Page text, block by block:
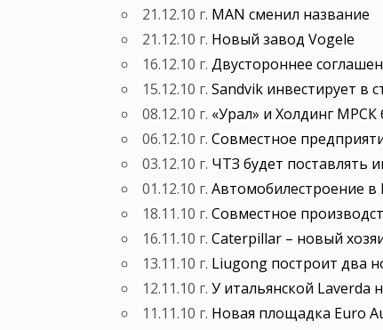
21.12.10 г. MAN сменил название
21.12.10 г. Новый завод Vogele
16.12.10 г. Двустороннее
15.12.10 г. Sandvik инвестирует в
08.12.10 г. «Урал» и Холдинг МРСК
06.12.10 г. Совместное
03.12.10 г. ЧТЗ будет
01.12.10 г. Автомобилестроение в
18.11.10 г. Совместное
16.11.10 г. Caterpillar – новый
13.11.10 г. Liugong построит два
12.11.10 г. У итальянской Laverda
11.11.10 г. Новая площадка Euro